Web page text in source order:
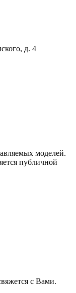
д. 4
моделей.
публичной
с Вами.